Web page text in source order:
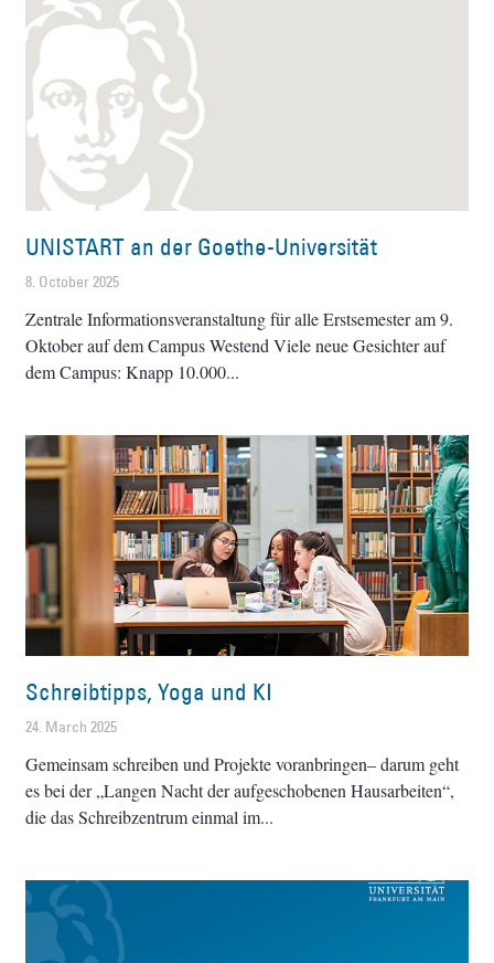
UNISTART an der Goethe-Universität
8. October 2025
Zentrale Informationsveranstaltung für alle Erstsemester am 9.
Oktober auf dem Campus Westend Viele neue Gesichter auf
dem Campus: Knapp 10.000
Schreibtipps, Yoga und KI
24. March 2025
Gemeinsam schreiben und Projekte voranbringen– darum geht
es bei der „Langen Nacht der aufgeschobenen Hausarbeiten“,
die das Schreibzentrum einmal im